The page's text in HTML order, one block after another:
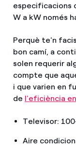
especificacions
W a kW només
Perquè te'n
bon camí, a
solen requerir
compte que
i que varien en
de l'eficiència
Televisor:
Aire